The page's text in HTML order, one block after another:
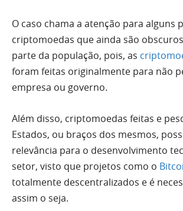
O caso chama a atenção para alguns
criptomoedas que ainda são
parte da população, pois, as
foram feitas originalmente para não
empresa ou governo.
Além disso, criptomoedas feitas e
Estados, ou braços dos mesmos,
relevância para o desenvolvimento
setor, visto que projetos como o
totalmente descentralizados e é
assim o seja.